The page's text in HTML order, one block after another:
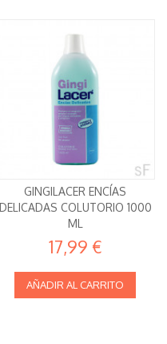
GINGILACER ENCÍAS
DELICADAS COLUTORIO 1000
ML
17,99 €
AÑADIR AL CARRITO